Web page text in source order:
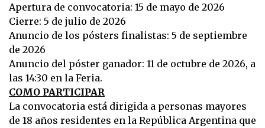
Apertura de convocatoria: 15 de mayo de 2026
Cierre: 5 de julio de 2026
Anuncio de los pósters finalistas: 5 de septiembre
de 2026
Anuncio del póster ganador: 11 de octubre de 2026, a
las 14:30 en la Feria.
COMO PARTICIPAR
La convocatoria está dirigida a personas mayores
de 18 años residentes en la República Argentina que